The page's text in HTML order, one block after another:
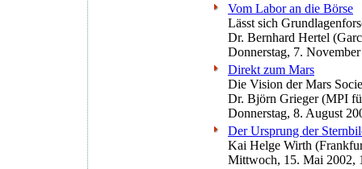
Vom Labor an die Börse
Lässt sich
Dr. Bernhard Hertel
Donnerstag, 7.
Direkt zum Mars
Die Vision der Mars
Dr. Björn Grieger (MPI
Donnerstag, 8. August
Der Ursprung der
Kai Helge Wirth
Mittwoch, 15. Mai 2002,